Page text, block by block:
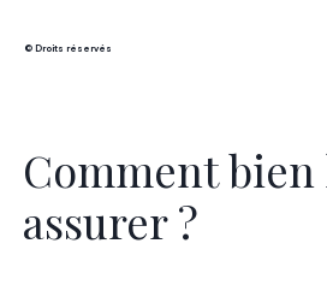
© Droits réservés
Comment bien
assurer ?